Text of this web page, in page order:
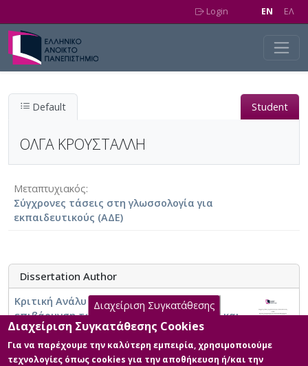
Login EN EΛ
Default Student
ΟΛΓΑ ΚΡΟΥΣΤΑΛΛΗ
Μεταπτυχιακός
Σύγχρονες τάσεις στη γλωσσολογία για
εκπαιδευτικούς (ΑΔΕ)
Dissertation Author
Κριτική Ανάλυση Λόγου: Η ιδεολογική
επιβάρυνση του δημοσιογραφικού λόγου και
η ανάπτυξη του κριτικού γραμματισμού
στους μαθητές
Διαχείριση Συγκατάθεσης
Διαχείριση Συγκατάθεσης Cookies
Για να παρέχουμε την καλύτερη εμπειρία, χρησιμοποιούμε
τεχνολογίες όπως cookies για την αποθήκευση ή/και την